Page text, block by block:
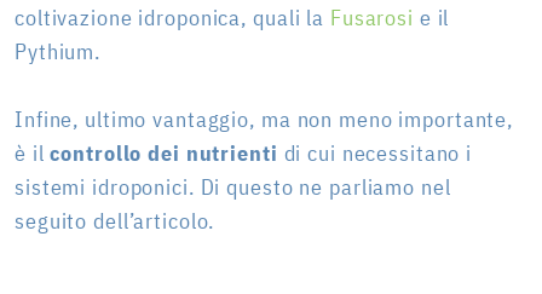
coltivazione idroponica, quali la Fusarosi e il
Pythium.
Infine, ultimo vantaggio, ma non meno importante,
è ilcontrollo dei nutrienti di cui necessitano i
sistemi idroponici. Di questo ne parliamo nel
seguito dell’articolo.